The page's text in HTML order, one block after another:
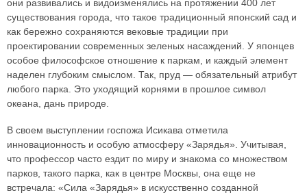
они развивались и видоизменялись на протяжении 400 лет
существования города, что такое традиционный японский сад и
как бережно сохраняются вековые традиции при
проектировании современных зеленых насаждений. У японцев
особое философское отношение к паркам, и каждый элемент
наделен глубоким смыслом. Так, пруд — обязательный атрибут
любого парка. Это уходящий корнями в прошлое символ
океана, дань природе.
В своем выступлении госпожа Исикава отметила
инновационность и особую атмосферу «Зарядья». Учитывая,
что профессор часто ездит по миру и знакома со множеством
парков, такого парка, как в центре Москвы, она еще не
встречала: «Сила «Зарядья» в искусственно созданной